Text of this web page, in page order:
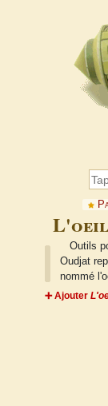
Outils
Oudjat
nommé
➕ Ajouter